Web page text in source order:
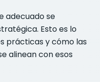
adecuado se
Esto es lo
prácticas y cómo las
alinean con esos